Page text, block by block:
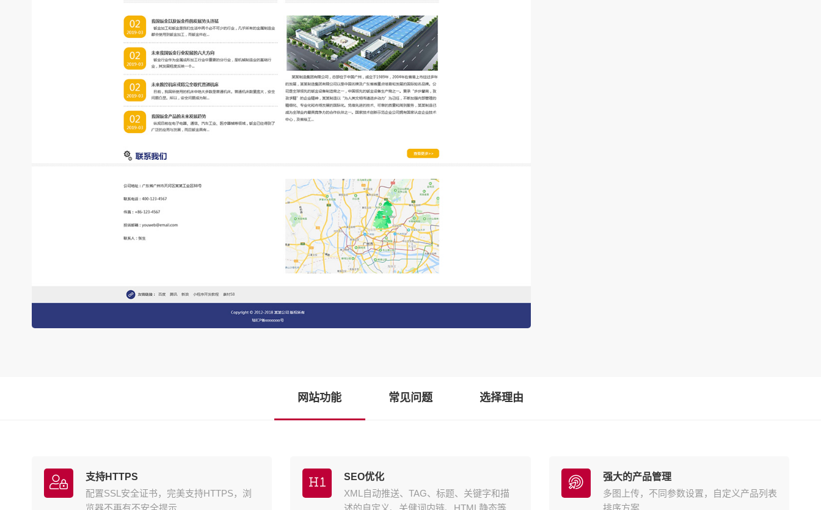
网站功能 常见问题 选择理由
支持HTTPS
配置SSL安全证书，完美支持HTTPS，浏
SEO优化
XML自动推送、TAG、标题、关键字和描
强大的产品管理
多图上传，不同参数设置，自定义产品列表